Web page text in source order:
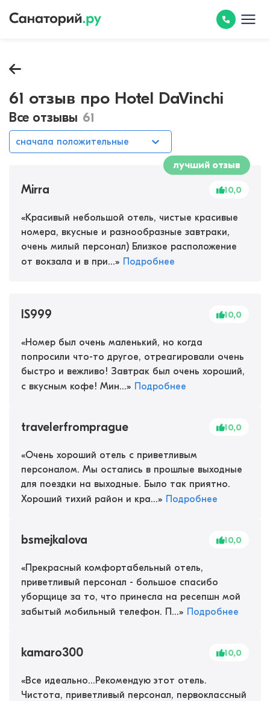
61 отзыв про Hotel DaVinchi
Все отзывы 61
сначала положительные
лучший отзыв
Mirra 10,0
«Красивый небольшой отель, чистые красивые
номера, вкусные и разнообразные завтраки,
очень милый персонал) Близкое расположение
от вокзала и в при...» Подробнее
IS999 10,0
«Номер был очень маленький, но когда
попросили что-то другое, отреагировали очень
быстро и вежливо! Завтрак был очень хороший,
с вкусным кофе! Мин...» Подробнее
travelerfromprague 10,0
«Очень хороший отель с приветливым
персоналом. Мы остались в прошлые выходные
для поездки на выходные. Было так приятно.
Хороший тихий район и кра...» Подробнее
bsmejkalova 10,0
«Прекрасный комфортабельный отель,
приветливый персонал - большое спасибо
уборщице за то, что принесла на ресепшн мой
забытый мобильный телефон. П...» Подробнее
kamaro300 10,0
«Все идеально...Рекомендую этот отель.
Чистота, приветливый персонал, первоклассный